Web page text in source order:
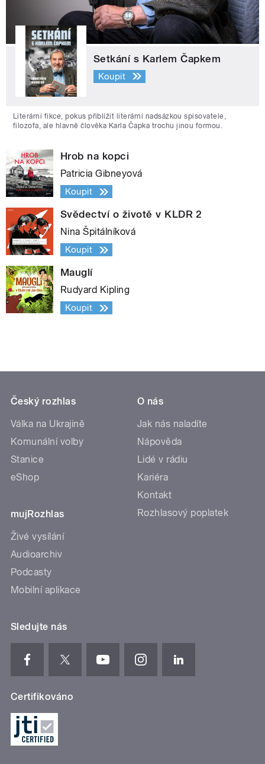
Setkání s Karlem Čapkem
Koupit
Literární fikce, pokus přiblížit literární nadsázkou spisovatele,
filozofa, ale hlavně člověka Karla Čapka trochu jinou formou.
Hrob na kopci
Patricia Gibneyová
Koupit
Svědectví o životě v KLDR 2
Nina Špitálníková
Koupit
Mauglí
Rudyard Kipling
Koupit
Český rozhlas
Válka na Ukrajině
Komunální volby
Stanice
eShop
mujRozhlas
Živé vysílání
Audioarchiv
Podcasty
Mobilní aplikace
O nás
Jak nás naladíte
Nápověda
Lidé v rádiu
Kariéra
Kontakt
Rozhlasový poplatek
Sledujte nás
Certifikováno